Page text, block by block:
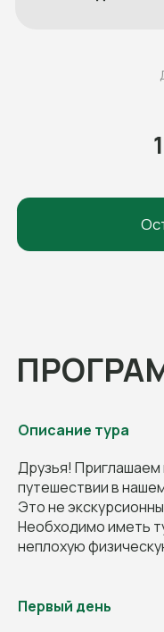
Описание тура
Друзья! Приглашаем
путешествии в
Это не
Необходимо иметь
неплохую
Первый день